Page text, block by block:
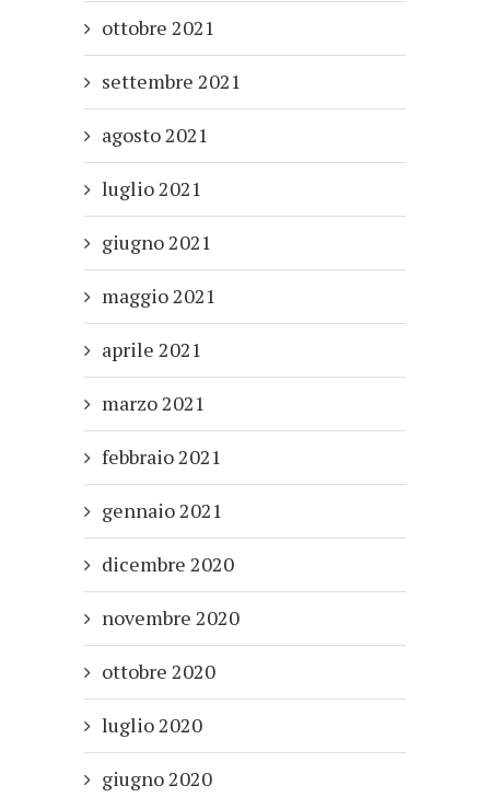
ottobre 2021
settembre 2021
agosto 2021
luglio 2021
giugno 2021
maggio 2021
aprile 2021
marzo 2021
febbraio 2021
gennaio 2021
dicembre 2020
novembre 2020
ottobre 2020
luglio 2020
giugno 2020